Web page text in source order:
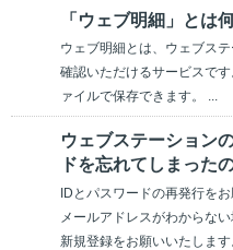
「ウェブ明細」とは
ウェブ明細とは、ウェブス
確認いただけるサービスで
ァイルで保存できます。 ...
ウェブステーション
ドを忘れてしまった
IDとパスワードの再発行を
メールアドレスがわからな
新規登録をお願いいたします